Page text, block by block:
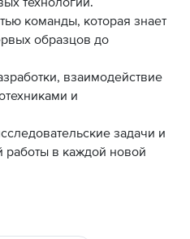
команды, которая знает
образцов до
взаимодействие
и
задачи и
работы в каждой новой